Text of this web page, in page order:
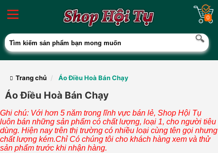
0
Trang chủ Áo Điều Hoà Bán Chạy
Áo Điều Hoà Bán Chạy
Ghi chú: Với hơn 5 năm trong lĩnh vực bán lẻ, Shop Hội Tụ
luôn bán những sản phẩm có chất lượng, loại 1, cho người tiêu
dùng. Hiện nay trên thị trường có nhiều loại cùng tên gọi nhưng
chất lượng kém.Chỉ Có chúng tôi cho khách hàng xem và thử
sản phẩm trước khi nhận hàng.